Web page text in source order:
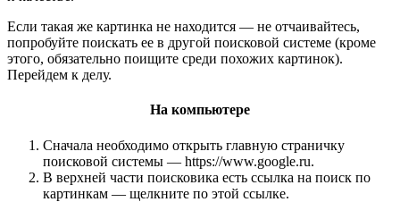
Если такая же картинка не находится — не отчаивайтесь,
попробуйте поискать ее в другой поисковой системе (кроме
этого, обязательно поищите среди похожих картинок).
Перейдем к делу.
На компьютере
Сначала необходимо открыть главную страничку
поисковой системы — https://www.google.ru.
В верхней части поисковика есть ссылка на поиск по
картинкам — щелкните по этой ссылке.